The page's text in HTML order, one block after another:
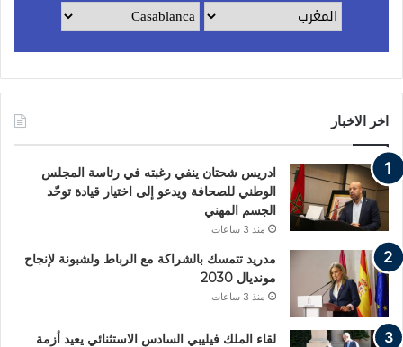
اخر الاخبار
ادريس شحتان ينفي رغبته في رئاسة المجلس
الوطني للصحافة ويدعو إلى اختيار قيادة توحّد
الجسم المهني
منذ 3 ساعات
مدريد تتمسك بالشراكة مع الرباط ولشبونة لإنجاح
مونديال 2030
منذ 3 ساعات
لقاء الملك فيليبي السادس الاستثنائي يعيد أزمة